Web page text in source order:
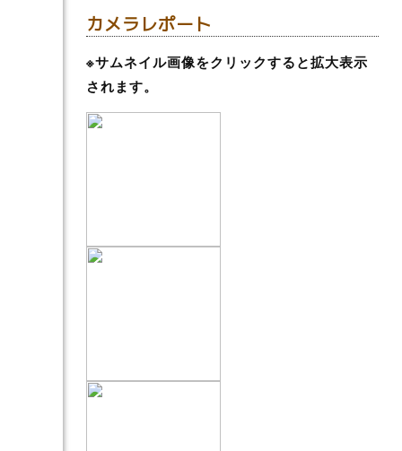
カメラレポート
※サムネイル画像をクリックすると拡大表示
されます。